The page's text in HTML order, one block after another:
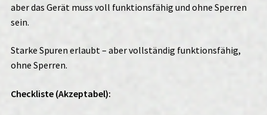
aber das Gerät muss voll funktionsfähig und ohne Sperren
sein.
Starke Spuren erlaubt – aber vollständig funktionsfähig,
ohne Sperren.
Checkliste (Akzeptabel):